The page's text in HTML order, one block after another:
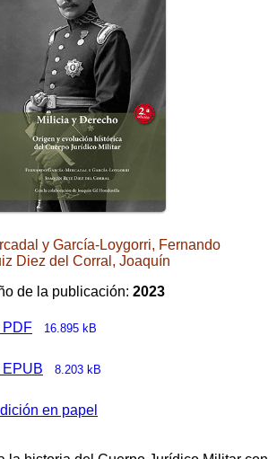
y García-Loygorri, Fernando
Diez del Corral, Joaquín
de la publicación: 2023
PDF 16.895 kB
EPUB 8.203 kB
en papel